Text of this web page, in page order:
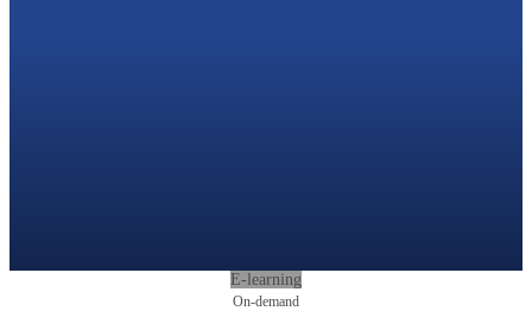
E-learning
On-demand